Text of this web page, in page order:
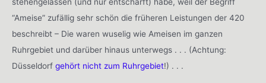
“Ameise” zufällig sehr schön die früheren Leistungen der 420
beschreibt – Die waren wuselig wie Ameisen im ganzen
Ruhrgebiet und darüber hinaus unterwegs . . . (Achtung:
Düsseldorf gehört nicht zum Ruhrgebiet!) . . .